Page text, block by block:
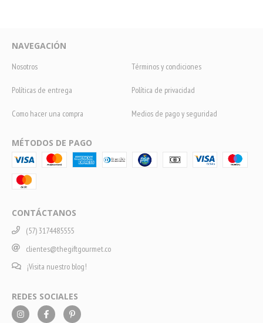
NAVEGACIÓN
Nosotros Términos y condiciones
Políticas de entrega Política de privacidad
Como hacer una compra Medios de pago y seguridad
MÉTODOS DE PAGO
CONTÁCTANOS
(57) 3174485555
clientes@thegiftgourmet.co
¡Visita nuestro blog!
REDES SOCIALES